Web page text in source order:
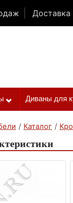
Доставка
Диваны для
/ Каталог /